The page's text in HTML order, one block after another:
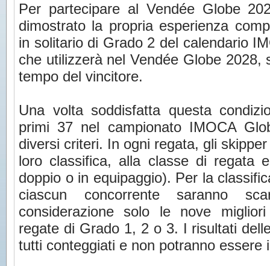
Per partecipare al Vendée Globe
dimostrato la propria esperienza
in solitario di Grado 2 del calendario
che utilizzerà nel Vendée Globe 2028,
tempo del vincitore.
Una volta soddisfatta questa
primi 37 nel campionato IMOCA
diversi criteri. In ogni regata, gli
loro classifica, alla classe di regata
doppio o in equipaggio). Per la
ciascun concorrente saranno
considerazione solo le nove
regate di Grado 1, 2 o 3. I risultati
tutti conteggiati e non potranno essere